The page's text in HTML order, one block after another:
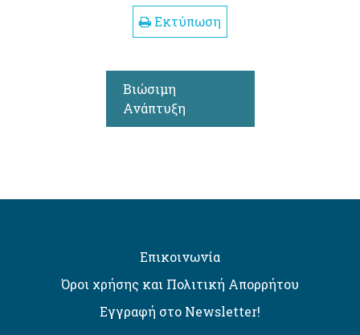
Εκτύπωση
Βιώσιμη
Ανάπτυξη
Επικοινωνία
Όροι χρήσης και Πολιτική Απορρήτου
Εγγραφή στο Newsletter!